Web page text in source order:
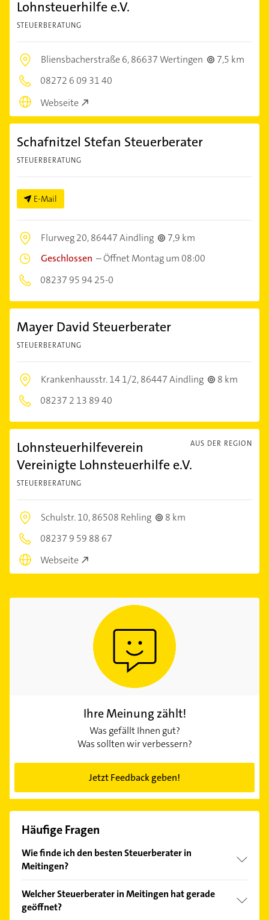
Lohnsteuerhilfe e.V.
STEUERBERATUNG
Bliensbacherstraße 6,86637 Wertingen
7,5 km
08272 6 09 31 40
Webseite
Schafnitzel Stefan Steuerberater
STEUERBERATUNG
E-Mail
Flurweg 20,86447 Aindling
7,9 km
Geschlossen –Öffnet Montag um 08:00
08237 95 94 25-0
Mayer David Steuerberater
STEUERBERATUNG
Krankenhausstr. 14 1/2,86447 Aindling
8 km
08237 2 13 89 40
AUS DER REGION
Lohnsteuerhilfeverein
Vereinigte Lohnsteuerhilfe e.V.
STEUERBERATUNG
Schulstr. 10,86508 Rehling
8 km
08237 9 59 88 67
Webseite
Ihre Meinung zählt!
Was gefällt Ihnen gut?
Was sollten wir verbessern?
Jetzt Feedback geben!
Häufige Fragen
Wie finde ich den besten Steuerberater in
Meitingen?
Kundenmeinungen und profitieren Sie von den
Empfehlungen. Die Suchergebnisse können Sie sich
Welcher Steuerberater in Meitingen hat gerade
geöffnet?